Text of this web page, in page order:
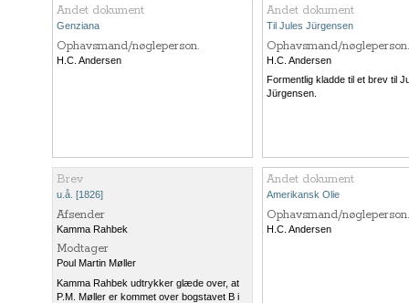
Andet dokument
Genziana
Ophavsmand/nøgleperson.
H.C. Andersen
Andet dokument
Til Jules Jürgensen
Ophavsmand/nøgleperson.
H.C. Andersen
Formentlig kladde til et brev til
Jürgensen.
Brev
u.å. [1826]
Afsender
Kamma Rahbek
Modtager
Poul Martin Møller
Kamma Rahbek udtrykker glæde over, at
P.M. Møller er kommet over bogstavet B i
Andet dokument
Amerikansk Olie
Ophavsmand/nøgleperson.
H.C. Andersen